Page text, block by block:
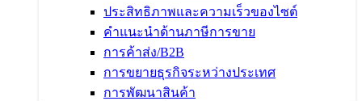
ประสิทธิภาพและความเร็วของไซต์
คำแนะนำด้านภาษีการขาย
การค้าส่ง/B2B
การขยายธุรกิจระหว่างประเทศ
การพัฒนาสินค้า